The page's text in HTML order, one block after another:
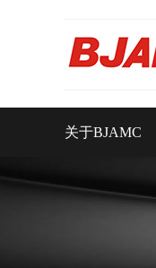
关于BJAMC